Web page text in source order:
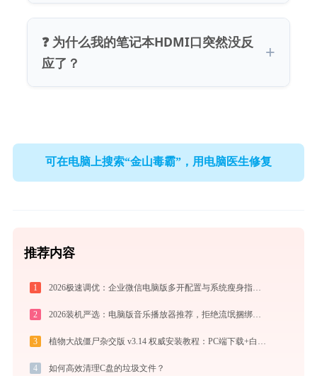
❓ 为什么我的笔记本HDMI口突然没反
应了？
可在电脑上搜索“金山毒霸”，用电脑医生修复
推荐内容
1 2026极速调优：企业微信电脑版多开配置与系统瘦身指南，拒绝流氓捆绑
2 2026装机严选：电脑版音乐播放器推荐，拒绝流氓捆绑，还原极致无损心流音质
3
4 如何高效清理C盘的垃圾文件？